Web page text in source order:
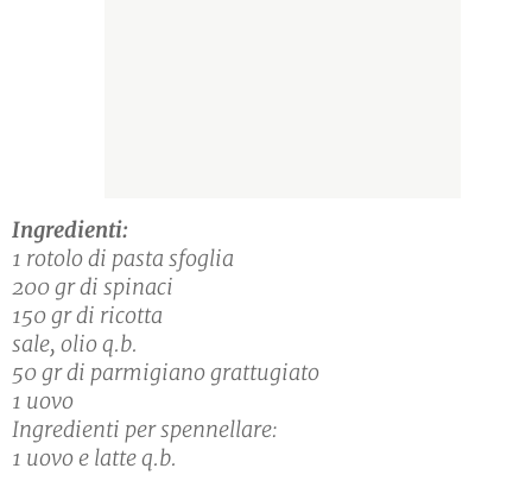
Ingredienti:
1 rotolo di pasta sfoglia
200 gr di spinaci
150 gr di ricotta
sale, olio q.b.
50 gr di parmigiano grattugiato
1 uovo
Ingredienti per spennellare:
1 uovo e latte q.b.